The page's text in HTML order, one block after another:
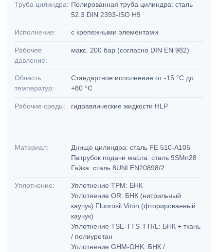
Труба цилиндра: Полированная труба цилиндра: сталь
52.3 DIN 2393-ISO H9
Исполнение: с крепежными элементами
Рабочее
давление:
макс. 200 бар (согласно DIN EN 982)
Область
температур:
Стандартное исполнение от -15 °C до
+80 °C
Рабочие среды: гидравлические жидкости HLP
Материал:
Днище цилиндра: сталь FE 510-A105
Патрубок подачи масла: сталь 9SMn28
Гайка: сталь 8UNI EN20898/2
Уплотнение:
Уплотнение TPM: БНК
Уплотнение OR: БНК (нитрильный
каучук) Fluorosil Viton (фторированный
каучук)
Уплотнение TSE-TTS-TTI/L: БНК + ткань
/ полиуретан
Уплотнение GHM-GHK: БНК /